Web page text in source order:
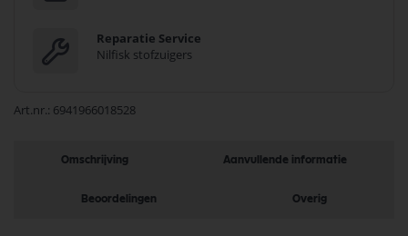
Reparatie Service
Nilfisk stofzuigers
Art.nr. 6941966018528
Omschrijving Aanvullende informatie
Beoordelingen Overig